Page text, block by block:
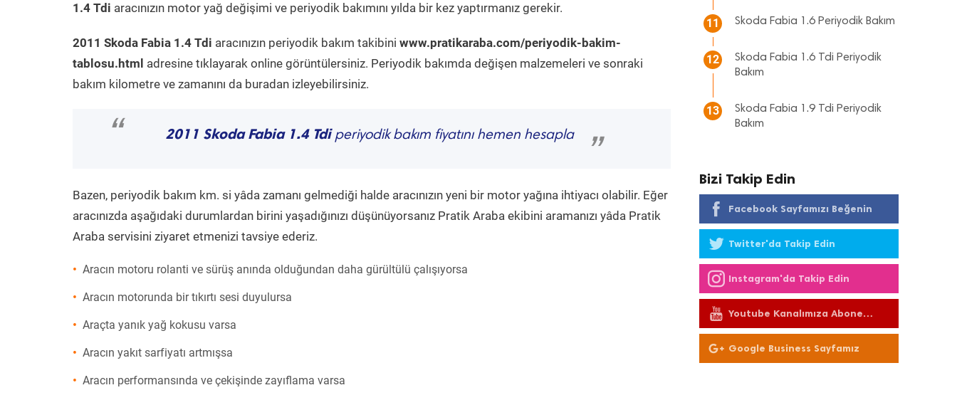
1.4 Tdi aracınızın motor yağ değişimi ve periyodik bakımını yılda bir kez yaptırmanız gerekir.
2011 Skoda Fabia 1.4 Tdi aracınızın periyodik bakım takibini www.pratikaraba.com/periyodik-bakim-
tablosu.html adresine tıklayarak online görüntülersiniz. Periyodik bakımda değişen malzemeleri ve sonraki
bakım kilometre ve zamanını da buradan izleyebilirsiniz.
“ 2011 Skoda Fabia 1.4 Tdiperiyodik bakım fiyatını hemen hesapla
”
Bazen, periyodik bakım km. si yâda zamanı gelmediği halde aracınızın yeni bir motor yağına ihtiyacı olabilir. Eğer
aracınızda aşağıdaki durumlardan birini yaşadığınızı düşünüyorsanız Pratik Araba ekibini aramanızı yâda Pratik
Araba servisini ziyaret etmenizi tavsiye ederiz.
Aracın motoru rolanti ve sürüş anında olduğundan daha gürültülü çalışıyorsa
Aracın motorunda bir tıkırtı sesi duyulursa
Araçta yanık yağ kokusu varsa
Aracın yakıt sarfiyatı artmışsa
Aracın performansında ve çekişinde zayıflama varsa
11 Skoda Fabia 1.6 Periyodik Bakım
12
Skoda Fabia 1.6 Tdi Periyodik
Bakım
13
Skoda Fabia 1.9 Tdi Periyodik
Bakım
Bizi Takip Edin
Facebook Sayfamızı Beğenin
Twitter'da Takip Edin
Instagram'da Takip Edin
Youtube Kanalımıza Abone
Olun
Google Business Sayfamız